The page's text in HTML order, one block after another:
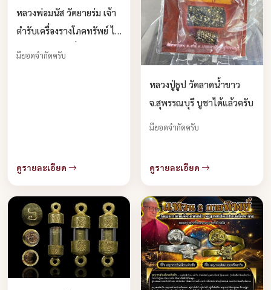
หลวงพ่อมนัส วัดยายร่ม เจ้า
ตำรับเครื่องรางโภคทรัพย์ ได้
นำมวลสารจากทั่วประเทศมา
มียอดจำกัดครับ
ดูรายละเอียด
หลวงปู่ธูป วัดลาดน้ำขาว
จ.สุพรรณบุรี บูชาได้แล้วครับ
มียอดจำกัดครับ
ดูรายละเอียด